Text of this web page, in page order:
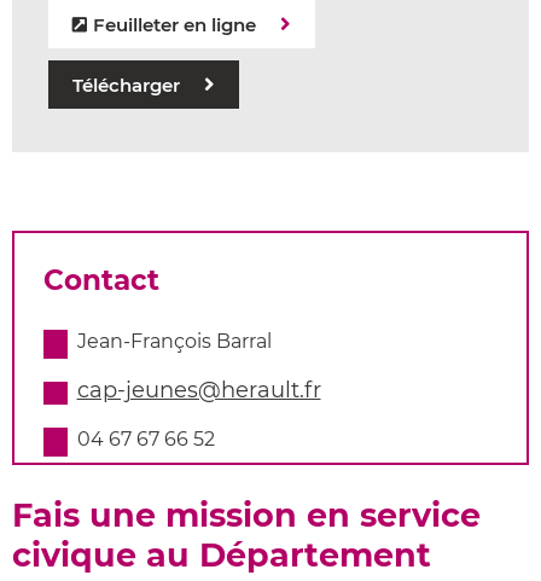
Feuilleter en ligne
Télécharger
Contact
Jean-François Barral
cap-jeunes@herault.fr
04 67 67 66 52
Fais une mission en service
civique au Département